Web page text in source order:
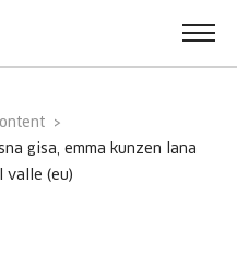
Content
valle (eu)